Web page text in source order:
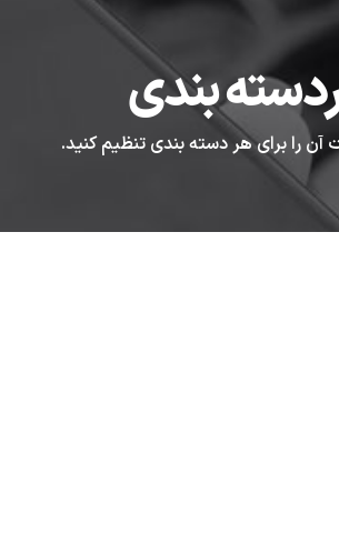
بندی
آن را برای هر دسته بندی تنظیم کنید.